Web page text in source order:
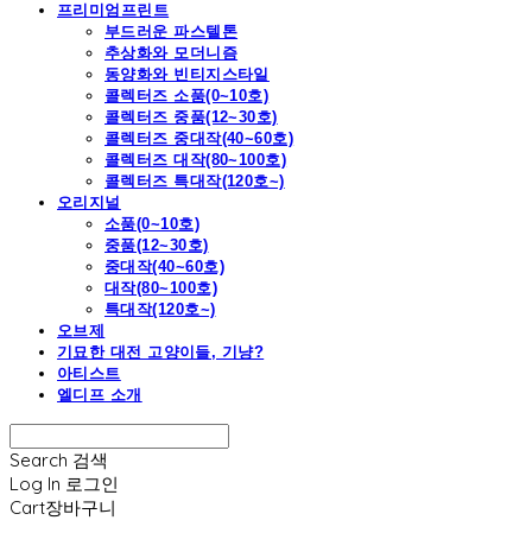
프리미엄프린트
부드러운 파스텔톤
추상화와 모더니즘
동양화와 빈티지스타일
콜렉터즈 소품(0~10호)
콜렉터즈 중품(12~30호)
콜렉터즈 중대작(40~60호)
콜렉터즈 대작(80~100호)
콜렉터즈 특대작(120호~)
오리지널
소품(0~10호)
중품(12~30호)
중대작(40~60호)
대작(80~100호)
특대작(120호~)
오브제
기묘한 대전 고양이들, 기냥?
아티스트
엘디프 소개
Search 검색
Log In 로그인
Cart장바구니